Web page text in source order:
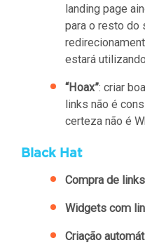
landing page
para o resto do
estará
“Hoax”: criar
links não é
certeza não é
Black Hat
Compra de links
Widgets com
Criação